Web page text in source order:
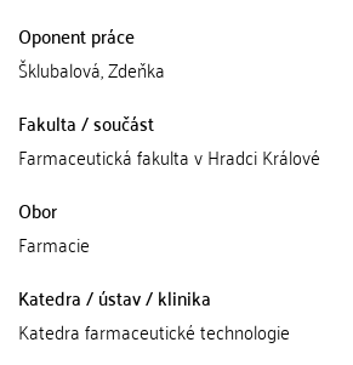
Oponent práce
Šklubalová, Zdeňka
Fakulta / součást
Farmaceutická fakulta v Hradci Králové
Obor
Farmacie
Katedra / ústav / klinika
Katedra farmaceutické technologie